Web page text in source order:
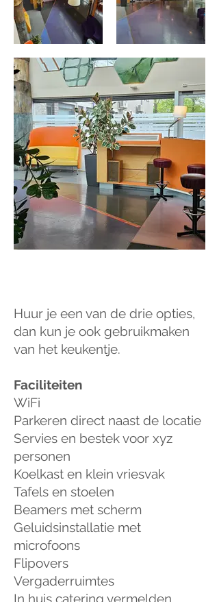
Huur je een van de drie opties,
dan kun je ook gebruikmaken
van het keukentje.
Faciliteiten
WiFi
Parkeren direct naast de locatie
Servies en bestek voor xyz
personen
Koelkast en klein vriesvak
Tafels en stoelen
Beamers met scherm
Geluidsinstallatie met
microfoons
Flipovers
Vergaderruimtes
In huis catering vermelden.